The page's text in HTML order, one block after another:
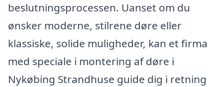
beslutningsprocessen. Uanset om du
ønsker moderne, stilrene døre eller
klassiske, solide muligheder, kan et firma
med speciale i montering af døre i
Nykøbing Strandhuse guide dig i retning